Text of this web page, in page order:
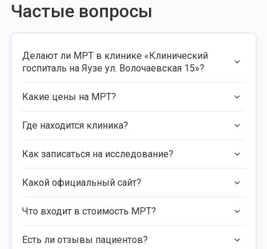
Частые вопросы
Делают ли МРТ в клинике «Клинический
госпиталь на Яузе ул. Волочаевская 15»?
Какие цены на МРТ?
Где находится клиника?
Как записаться на исследование?
Какой официальный сайт?
Что входит в стоимость МРТ?
Есть ли отзывы пациентов?